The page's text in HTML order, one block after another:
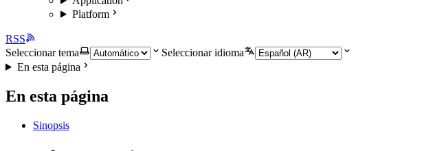
Platform
RSS
Seleccionar tema
Seleccionar idioma
En esta página
En esta página
Sinopsis